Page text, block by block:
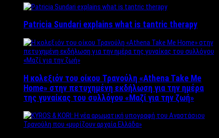
Patricia Sundari explains what is tantric therapy
Η κολεξιόν του οίκου Τρανούλη «Athena Take Me
Home» στην πετυχημένη εκδήλωση για την ημέρα
της γυναίκας του συλλόγου «Μαζί για την ζωή»